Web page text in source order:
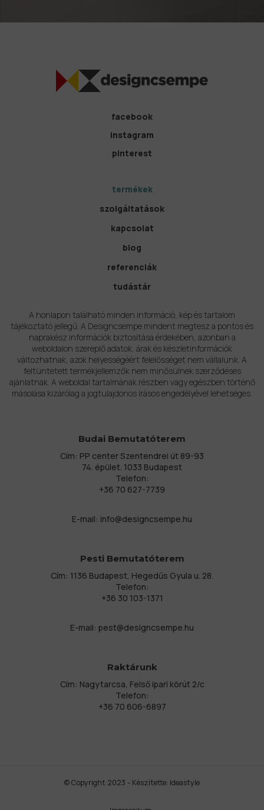
facebook
instagram
pinterest
termékek
szolgáltatások
kapcsolat
blog
referenciák
tudástár
A honlapon található minden információ, kép és tartalom
tájékoztató jellegű. A Designcsempe mindent megtesz a pontos és
naprakész információk biztosítása érdekében, azonban a
weboldalon szereplő adatok, árak és készletinformációk
változhatnak, azok helyességéért felelősséget nem vállalunk. A
feltüntetett termékjellemzők nem minősülnek szerződéses
ajánlatnak. A weboldal tartalmának részben vagy egészben történő
másolása kizárólag a jogtulajdonos írásos engedélyével lehetséges.
Budai Bemutatóterem
Cím: PP center Szentendrei út 89-93
74. épület. 1033 Budapest
Telefon:
+36 70 627-7739
E-mail: info@designcsempe.hu
Pesti Bemutatóterem
Cím: 1136 Budapest, Hegedűs Gyula u. 28.
Telefon:
+36 30 103-1371
E-mail: pest@designcsempe.hu
Raktárunk
Cím: Nagytarcsa, Felső ipari körút 2/c
Telefon:
+36 70 606-6897
© Copyright 2023 - Készítette: Ideastyle